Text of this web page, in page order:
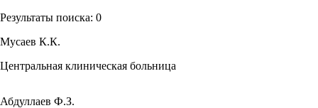
Результаты поиска: 0
Мусаев К.К.
Центральная клиническая больница
Абдуллаев Ф.З.